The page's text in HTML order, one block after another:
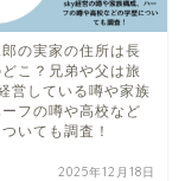
の実家の住所は長
こ？兄弟や父は旅
営している噂や家族
フの噂や高校など
いても調査！
2025年12月18日